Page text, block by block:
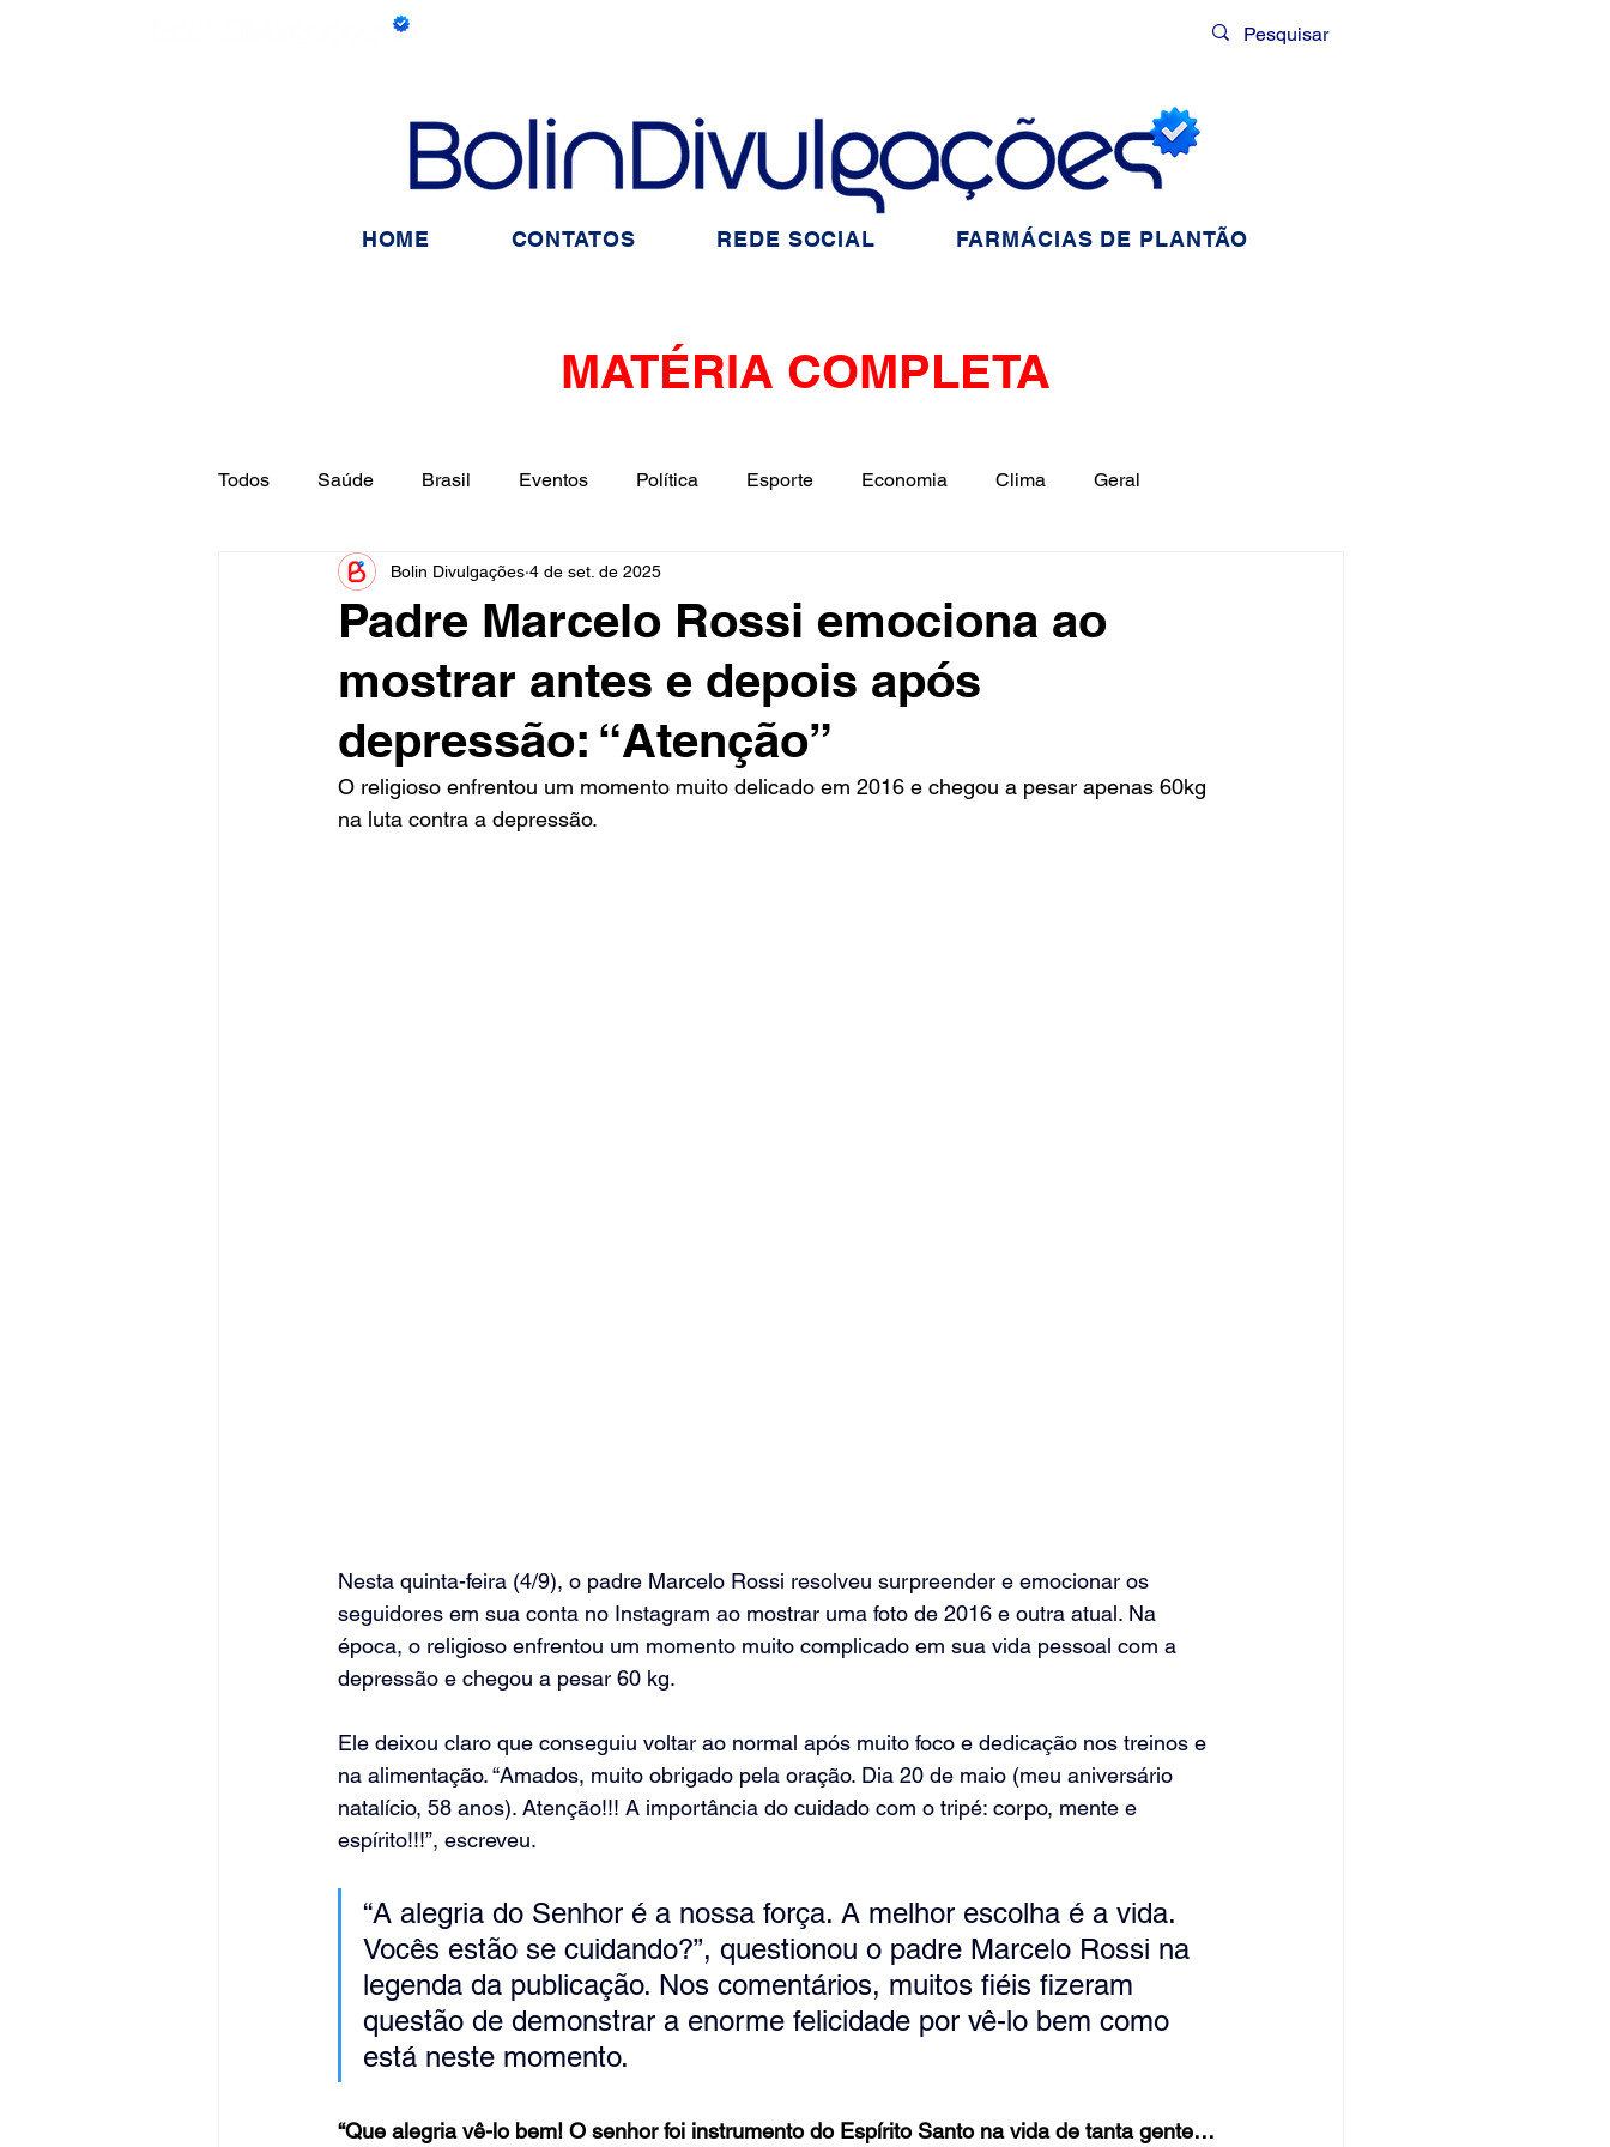
MATÉRIA COMPLETA
Todos Saúde Brasil Eventos Política Esporte Economia Clima Geral
Informe Publicitário Judiciário Cidades
Acidente Tecnologia Educação Influencer Luto Artista
Nota de Esclarecimento
Padre Marcelo Rossi emociona ao
mostrar antes e depois após
depressão: “Atenção”
Bolin Divulgações 4 de set. de 2025
O religioso enfrentou um momento muito delicado em 2016 e chegou a pesar apenas 60kg
na luta contra a depressão.
Nesta quinta-feira (4/9), o padre Marcelo Rossi resolveu surpreender e emocionar os
seguidores em sua conta no Instagram ao mostrar uma foto de 2016 e outra atual. Na
época, o religioso enfrentou um momento muito complicado em sua vida pessoal com a
depressão e chegou a pesar 60 kg.
Ele deixou claro que conseguiu voltar ao normal após muito foco e dedicação nos treinos e
na alimentação. “Amados, muito obrigado pela oração. Dia 20 de maio (meu aniversário
natalício, 58 anos). Atenção!!! A importância do cuidado com o tripé: corpo, mente e
espírito!!!”, escreveu.
“A alegria do Senhor é a nossa força. A melhor escolha é a vida.
Vocês estão se cuidando?”, questionou o padre Marcelo Rossi na
legenda da publicação. Nos comentários, muitos fiéis fizeram
questão de demonstrar a enorme felicidade por vê-lo bem como
está neste momento.
“Que alegria vê-lo bem! O senhor foi instrumento do Espírito Santo na vida de tanta gente…
HOME CONTATOS REDE SOCIAL FARMÁCIAS DE PLANTÃO